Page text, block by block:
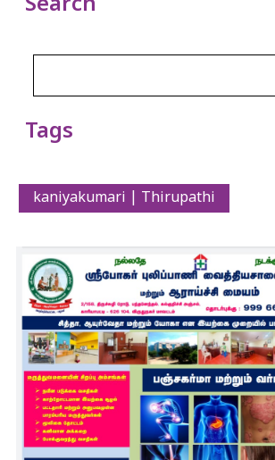
Search
Tags
kaniyakumari | Thirupathi